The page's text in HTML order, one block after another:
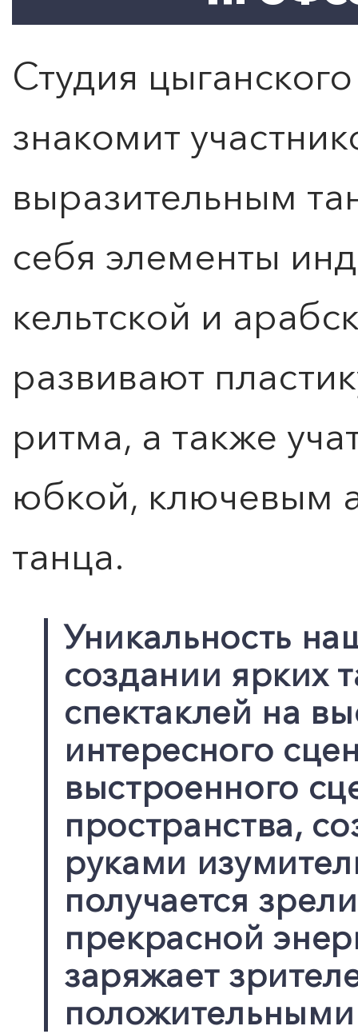
Студия
знакомит
выразительным
себя элементы
кельтской и
развивают
ритма, а также
юбкой, ключевым
танца.
Уникальность
создании ярких
спектаклей на
интересного
выстроенного
пространства,
руками
получается
прекрасной
заряжает
Расписание и стоимость